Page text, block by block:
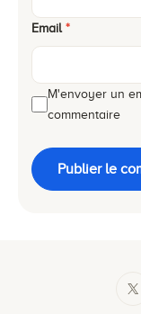
Email *
M'envoyer un
commentaire
Publier le